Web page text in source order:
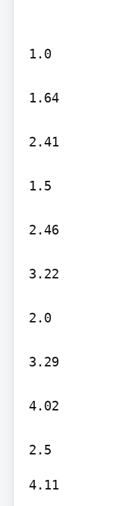
1.0
1.64
2.41
1.5
2.46
3.22
2.0
3.29
4.02
4.11